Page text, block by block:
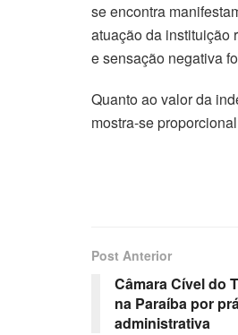
se encontra
atuação da instituição
e sensação negativa
Quanto ao valor da
mostra-se
Post Anterior
Câmara Cível do
na Paraíba por
administrativa